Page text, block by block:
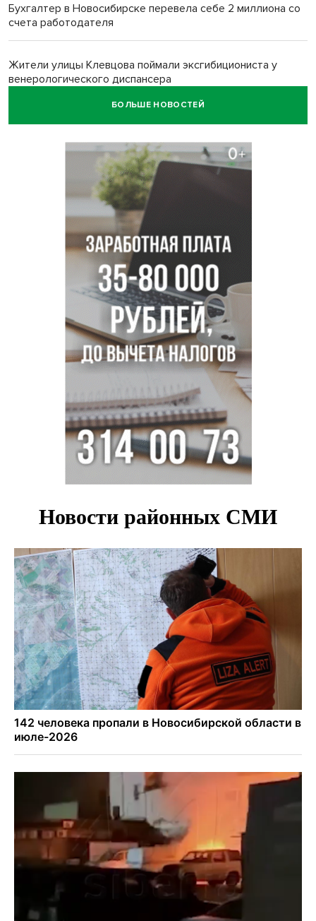
Бухгалтер в Новосибирске перевела себе 2 миллиона со
счета работодателя
Жители улицы Клевцова поймали эксгибициониста у
венерологического диспансера
БОЛЬШЕ НОВОСТЕЙ